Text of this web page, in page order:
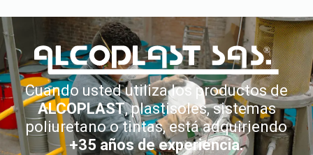
Cuando usted utiliza los productos de
ALCOPLAST, plastisoles, sistemas
poliuretano o tintas, está adquiriendo
+35 años de experiencia.